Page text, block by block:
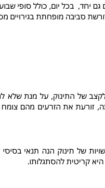
יחד, בכל יום, כולל סופי
סביבה מופחתת בגירויים
של התינוק, על מנת שלא
זורעת את הזרעים מהם
של תינוק הנה תנאי
היא קריטית להסתגלותו.